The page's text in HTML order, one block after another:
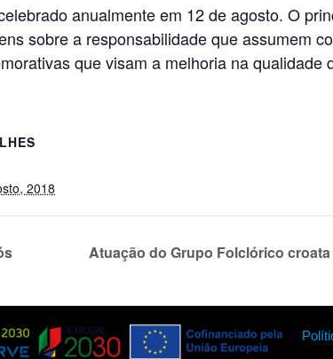
anualmente em 12 de agosto. O
sobre a responsabilidade que assumem
que visam a melhoria na qualidade
2018
Atuação do Grupo Folclórico